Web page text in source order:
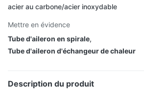
acier au carbone/acier inoxydable
Mettre en évidence
Tube d'aileron en spirale,
Tube d'aileron d'échangeur de chaleur
Description du produit